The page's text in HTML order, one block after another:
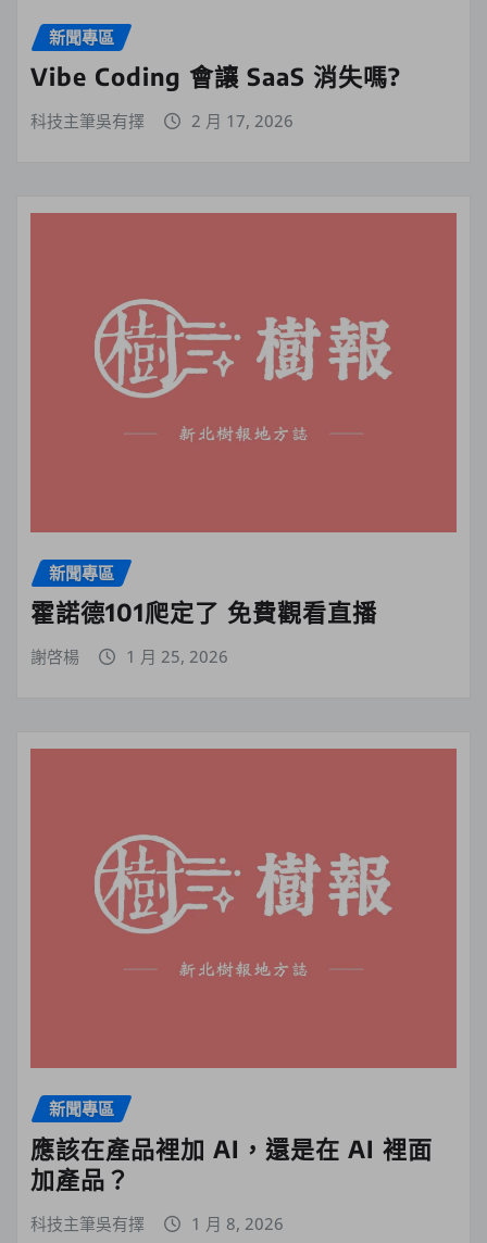
新聞專區
Vibe Coding 會讓 SaaS 消失嗎?
科技主筆吳有擇 2 月 17, 2026
新聞專區
霍諾德101爬定了 免費觀看直播
謝啓楊 1 月 25, 2026
新聞專區
應該在產品裡加 AI，還是在 AI 裡面
加產品？
科技主筆吳有擇 1 月 8, 2026